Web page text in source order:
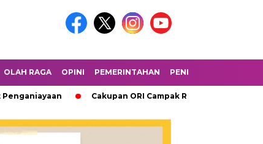
OLAH RAGA OPINI PEMERINTAHAN PENDIDIKAN
Cakupan ORI Campak Rubela di Sumenep Hari